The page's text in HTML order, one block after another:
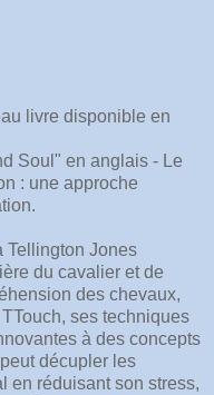
livre disponible en
Soul" en anglais - Le
: une approche
Tellington Jones
du cavalier et de
des chevaux,
ses techniques
à des concepts
décupler les
en réduisant son stress,